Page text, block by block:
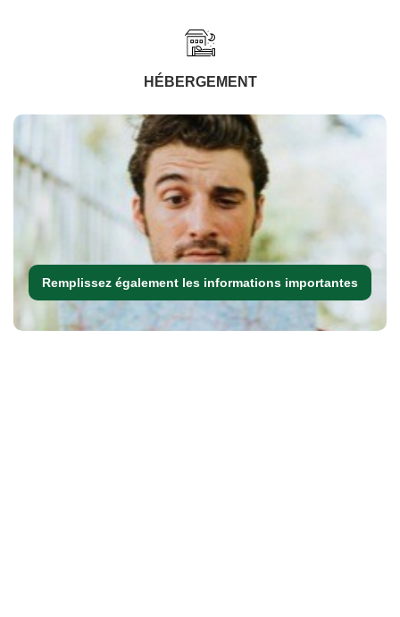
HÉBERGEMENT
Remplissez également les informations importantes